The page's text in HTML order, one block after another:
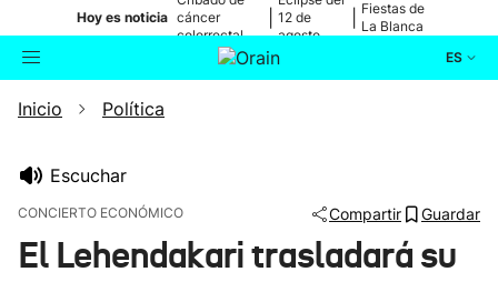
Hoy es noticia cáncer
colorrectal
12 de
agosto
Fiestas de
La Blanca
ES
Buscador
Inicio Política
Escuchar
CONCIERTO ECONÓMICO Compartir Guardar
El Lehendakari trasladará su